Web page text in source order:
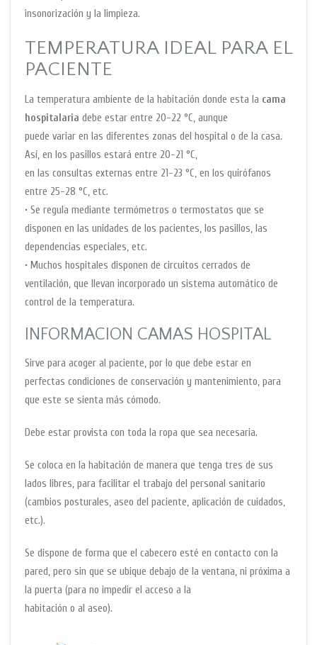
insonorización y la limpieza.
TEMPERATURA IDEAL PARA EL
PACIENTE
La temperatura ambiente de la habitación donde esta la cama
hospitalaria debe estar entre 20-22 °C, aunque
puede variar en las diferentes zonas del hospital o de la casa.
Así, en los pasillos estará entre 20-21 °C,
en las consultas externas entre 21-23 °C, en los quirófanos
entre 25-28 °C, etc.
• Se regula mediante termómetros o termostatos que se
disponen en las unidades de los pacientes, los pasillos, las
dependencias especiales, etc.
• Muchos hospitales disponen de circuitos cerrados de
ventilación, que llevan incorporado un sistema automático de
control de la temperatura.
INFORMACION CAMAS HOSPITAL
Sirve para acoger al paciente, por lo que debe estar en
perfectas condiciones de conservación y mantenimiento, para
que este se sienta más cómodo.
Debe estar provista con toda la ropa que sea necesaria.
Se coloca en la habitación de manera que tenga tres de sus
lados libres, para facilitar el trabajo del personal sanitario
(cambios posturales, aseo del paciente, aplicación de cuidados,
etc.).
Se dispone de forma que el cabecero esté en contacto con la
pared, pero sin que se ubique debajo de la ventana, ni próxima a
la puerta (para no impedir el acceso a la
habitación o al aseo).